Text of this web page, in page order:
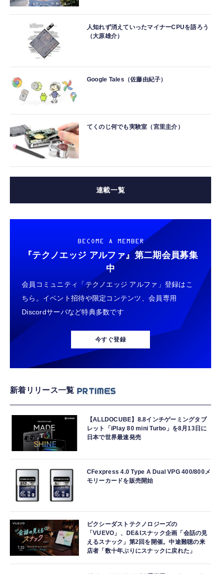
人知れず消えていったマイナーCPUを語ろう
（大原雄介）
Google Tales（佐藤由紀子）
てくのじ何でも実験室（宮里圭介）
連載一覧
BECOME A MEMBER
『テクノエッジ アルファ』 第二期会員募集
中
会員コミュニティ「テクノエッジ アルファ」登録はこ
ちら。イベント招待や限定コンテンツ、会員専用
Discordサーバなど特典多数です
今すぐ登録
新着リリース一覧
【ALLDOCUBE】8.8インチゲーミングタブ
レット「iPlay 80 mini Turbo」を8月13日に
日本で世界最速発売
CFexpress 4.0 Type A Dual VPG 400/800メ
モリーカードを販売開始
ピクシーダストテクノロジーズの
「VUEVO」、DE&Iスナック企画「会話の見
えるスナック」第2回を開催。中途難聴の来
店者「数十年ぶりにスナックに戻れた」